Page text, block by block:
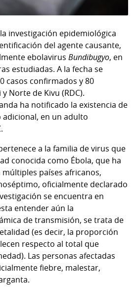
investigación epidemiológica
del agente causante,
ebolavirus Bundibugyo, en
estudiadas. A la fecha se
casos confirmados y 80
Norte de Kivu (RDC).
ha notificado la existencia de
en un adulto
a la familia de virus que
conocida como Ébola, que ha
países africanos,
oficialmente declarado
se encuentra en
entender aún la
de transmisión, se trata de
(es decir, la proporción
respecto al total que
Las personas afectadas
fiebre, malestar,